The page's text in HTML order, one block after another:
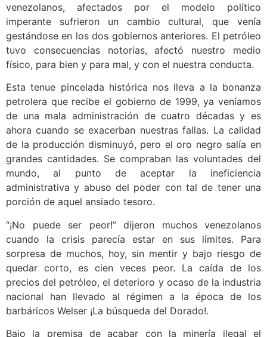
venezolanos, afectados por el modelo político
imperante sufrieron un cambio cultural, que venía
gestándose en los dos gobiernos anteriores. El petróleo
tuvo consecuencias notorias, afectó nuestro medio
físico, para bien y para mal, y con el nuestra conducta.
Esta tenue pincelada histórica nos lleva a la bonanza
petrolera que recibe el gobierno de 1999, ya veníamos
de una mala administración de cuatro décadas y es
ahora cuando se exacerban nuestras fallas. La calidad
de la producción disminuyó, pero el oro negro salía en
grandes cantidades. Se compraban las voluntades del
mundo, al punto de aceptar la ineficiencia
administrativa y abuso del poder con tal de tener una
porción de aquel ansiado tesoro.
“¡No puede ser peor!” dijeron muchos venezolanos
cuando la crisis parecía estar en sus límites. Para
sorpresa de muchos, hoy, sin mentir y bajo riesgo de
quedar corto, es cien veces peor. La caída de los
precios del petróleo, el deterioro y ocaso de la industria
nacional han llevado al régimen a la época de los
barbáricos Welser ¡La búsqueda del Dorado!.
Bajo la premisa de acabar con la minería ilegal el